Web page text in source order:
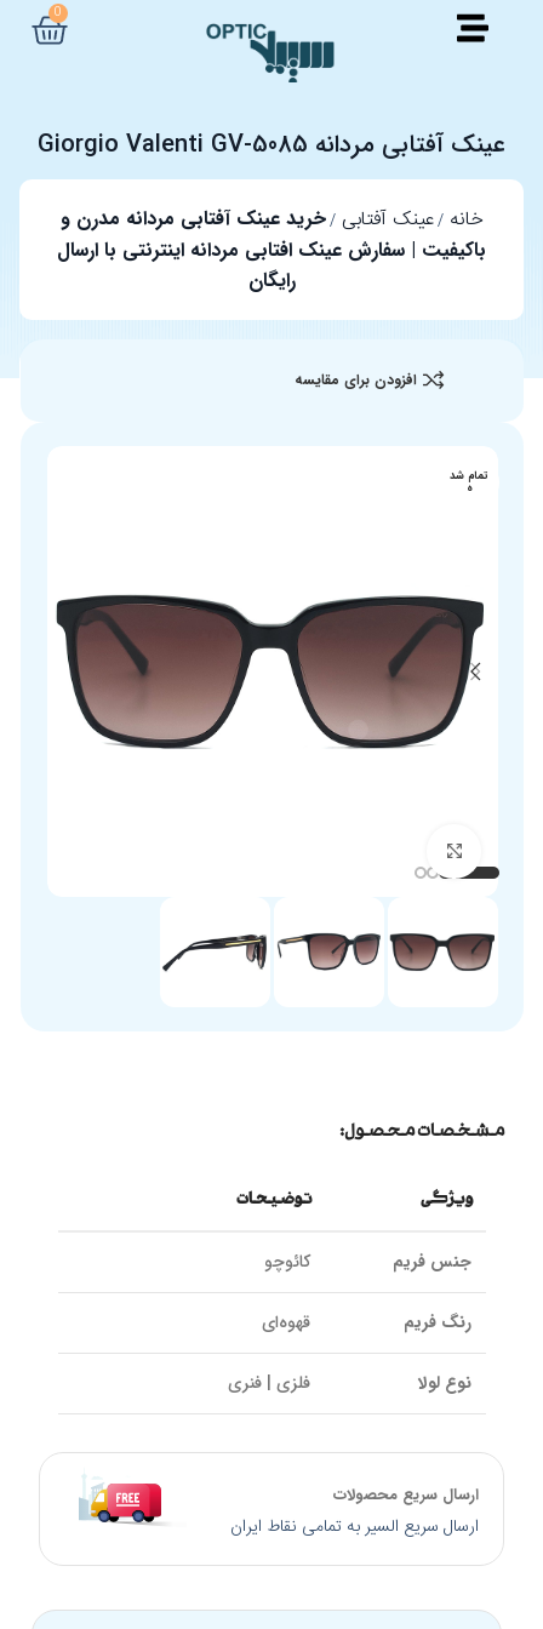
0
عینک آفتابی مردانه Giorgio Valenti GV-5085
خانه عینک آفتابی خرید عینک آفتابی مردانه مدرن و
باکیفیت | سفارش عینک افتابی مردانه اینترنتی با ارسال
رایگان
افزودن برای مقایسه
تمام شد
ه
مشخصات محصول:
ویژگی توضیحات
جنس فریم کائوچو
رنگ فریم قهوه‌ای
نوع لولا فلزی | فنری
جنس عدسی
فیلتر کتگوری Cat 3
ارسال سریع محصولات
ارسال سریع السیر به تمامی نقاط ایران